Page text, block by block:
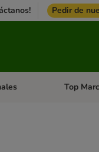
Pedir de
y + abierto: PájarosMenú de
Top